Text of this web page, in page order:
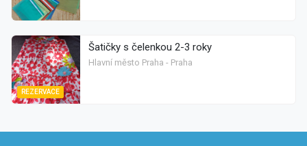
REZERVACE
Šatičky s čelenkou 2-3 roky
Hlavní město Praha - Praha